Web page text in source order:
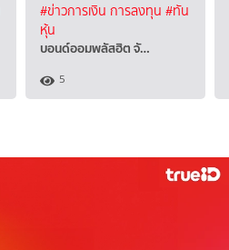
#ข่าวการเงิน การลงทุน #ทัน
หุ้น
บอนด์ออมพลัสฮิต จั…
5